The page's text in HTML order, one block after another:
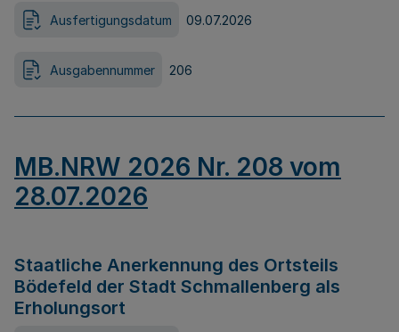
Ausfertigungsdatum 09.07.2026
Ausgabennummer 206
MB.NRW 2026 Nr. 208 vom
28.07.2026
Staatliche Anerkennung des Ortsteils
Bödefeld der Stadt Schmallenberg als
Erholungsort